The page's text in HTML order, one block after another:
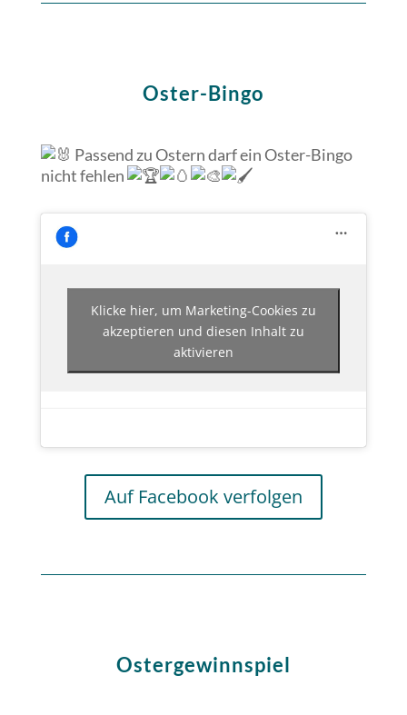
Oster-Bingo
Passend zu Ostern darf ein Oster-Bingo
nicht fehlen
Klicke hier, um Marketing-Cookies zu
akzeptieren und diesen Inhalt zu
aktivieren
Auf Facebook verfolgen
Ostergewinnspiel